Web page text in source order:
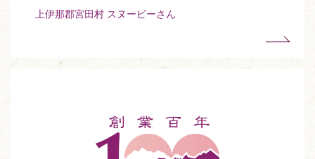
上伊那郡宮田村 スヌーピーさん